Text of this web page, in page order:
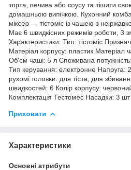
торта, печива або соусу та тішити
домашньою випічкою. Кухонний
міксер — тістоміс із чашею з
Має 6 швидкісних режимів роботи, 3
Характеристики: Тип: тістоміс
Матеріал корпусу: пластик Матеріал
Об'єм чаші: 5 л Споживана
Тип керування: електронне Напруга:
рухомі головки: для тіста, для
швидкостей: 6 Колір корпусу:
Комплектація Тестомес Насадки: 3 шт
Приховати
Характеристики
Основні атрибути